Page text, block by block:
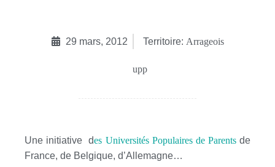
29 mars, 2012 Territoire: Arrageois
upp
Une initiative des Universités Populaires de Parentsde
France, de Belgique, d’Allemagne…